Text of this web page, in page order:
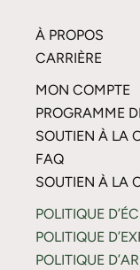
À PROPOS
CARRIÈRE
MON COMPTE
PROGRAMME
SOUTIEN À LA
FAQ
SOUTIEN À LA
POLITIQUE
POLITIQUE
POLITIQUE